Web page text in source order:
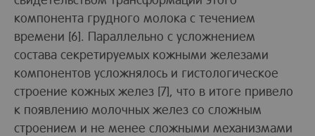
компонента грудного молока с течением
времени [6]. Параллельно с усложнением
состава секретируемых кожными железами
компонентов усложнялось и гистологическое
строение кожных желез [7], что в итоге привело
к появлению молочных желез со сложным
строением и не менее сложными механизмами